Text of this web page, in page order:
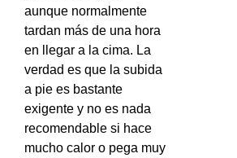
aunque normalmente
tardan más de una hora
en llegar a la cima. La
verdad es que la subida
a pie es bastante
exigente y no es nada
recomendable si hace
mucho calor o pega muy